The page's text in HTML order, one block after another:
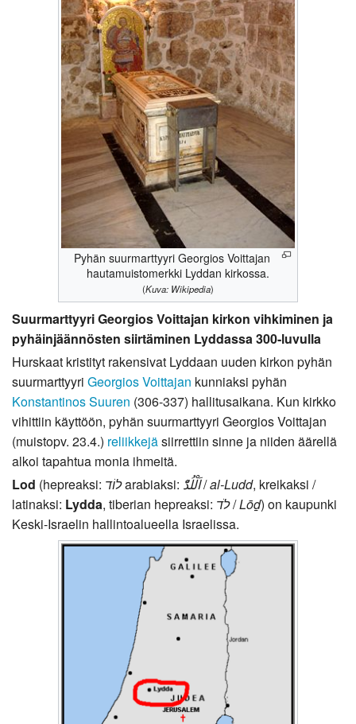
Pyhän suurmarttyyri Georgios Voittajan
hautamuistomerkki Lyddan kirkossa.
(Kuva: Wikipedia)
Suurmarttyyri Georgios Voittajan kirkon vihkiminen ja
pyhäinjäännösten siirtäminen Lyddassa 300-luvulla
Hurskaat kristityt rakensivat Lyddaan uuden kirkon pyhän
suurmarttyyri Georgios Voittajan kunniaksi pyhän
Konstantinos Suuren (306-337) hallitusaikana. Kun kirkko
vihittiin käyttöön, pyhän suurmarttyyri Georgios Voittajan
(muistopv. 23.4.) reliikkejäsiirrettiin sinne ja niiden äärellä
alkoi tapahtua monia ihmeitä.
Lod (hepreaksi: arabiaksi: /al-Ludd, kreikaksi /
latinaksi: Lydda, tiberian hepreaksi: לֹד/Lōḏ) on kaupunki
Keski-Israelin hallintoalueella Israelissa.